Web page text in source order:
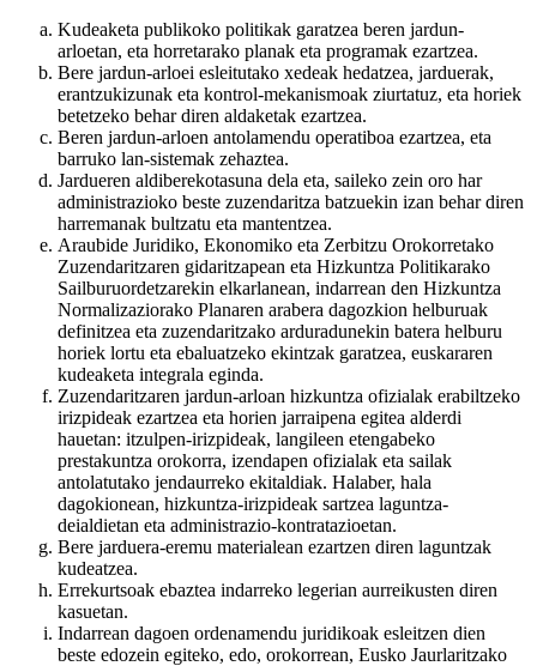
Kudeaketa publikoko politikak garatzea beren jardun-
arloetan, eta horretarako planak eta programak ezartzea.
Bere jardun-arloei esleitutako xedeak hedatzea, jarduerak,
erantzukizunak eta kontrol-mekanismoak ziurtatuz, eta horiek
betetzeko behar diren aldaketak ezartzea.
Beren jardun-arloen antolamendu operatiboa ezartzea, eta
barruko lan-sistemak zehaztea.
Jardueren aldiberekotasuna dela eta, saileko zein oro har
administrazioko beste zuzendaritza batzuekin izan behar diren
harremanak bultzatu eta mantentzea.
Araubide Juridiko, Ekonomiko eta Zerbitzu Orokorretako
Zuzendaritzaren gidaritzapean eta Hizkuntza Politikarako
Sailburuordetzarekin elkarlanean, indarrean den Hizkuntza
Normalizaziorako Planaren arabera dagozkion helburuak
definitzea eta zuzendaritzako arduradunekin batera helburu
horiek lortu eta ebaluatzeko ekintzak garatzea, euskararen
kudeaketa integrala eginda.
Zuzendaritzaren jardun-arloan hizkuntza ofizialak erabiltzeko
irizpideak ezartzea eta horien jarraipena egitea alderdi
hauetan: itzulpen-irizpideak, langileen etengabeko
prestakuntza orokorra, izendapen ofizialak eta sailak
antolatutako jendaurreko ekitaldiak. Halaber, hala
dagokionean, hizkuntza-irizpideak sartzea laguntza-
deialdietan eta administrazio-kontratazioetan.
Bere jarduera-eremu materialean ezartzen diren laguntzak
kudeatzea.
Errekurtsoak ebaztea indarreko legerian aurreikusten diren
kasuetan.
Indarrean dagoen ordenamendu juridikoak esleitzen dien
beste edozein egiteko, edo, orokorrean, Eusko Jaurlaritzako